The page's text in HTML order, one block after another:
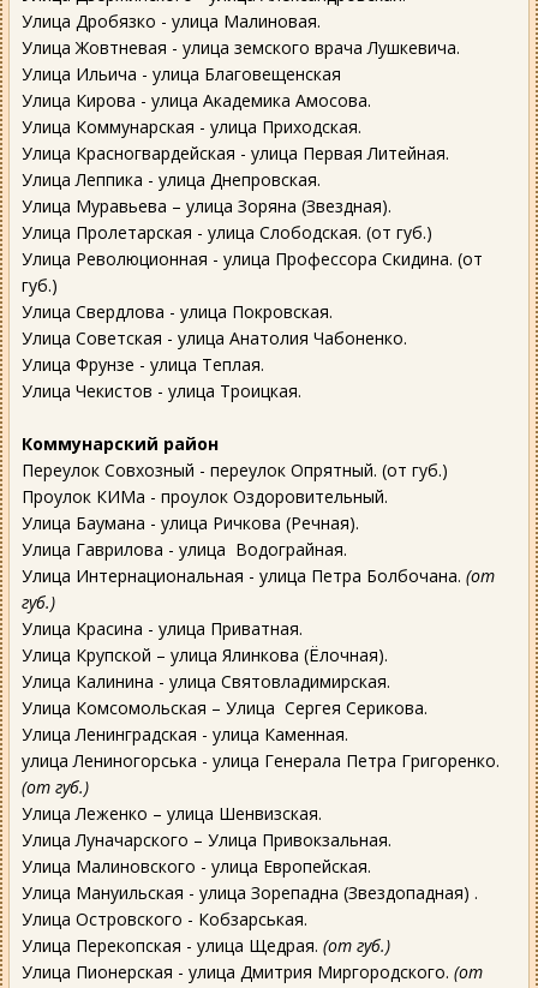
Улица Дробязко - улица Малиновая.
Улица Жовтневая - улица земского врача Лушкевича.
Улица Ильича - улица Благовещенская
Улица Кирова - улица Академика Амосова.
Улица Коммунарская - улица Приходская.
Улица Красногвардейская - улица Первая Литейная.
Улица Леппика - улица Днепровская.
Улица Муравьева – улица Зоряна (Звездная).
Улица Пролетарская - улица Слободская. (от губ.)
Улица Революционная - улица Профессора Скидина. (от
губ.)
Улица Свердлова - улица Покровская.
Улица Советская - улица Анатолия Чабоненко.
Улица Фрунзе - улица Теплая.
Улица Чекистов - улица Троицкая.
Коммунарский район
Переулок Совхозный - переулок Опрятный. (от губ.)
Проулок КИМа - проулок Оздоровительный.
Улица Баумана - улица Ричкова (Речная).
Улица Гаврилова - улица Водограйная.
Улица Интернациональная - улица Петра Болбочана. (от
губ.)
Улица Красина - улица Приватная.
Улица Крупской – улица Ялинкова (Ёлочная).
Улица Калинина - улица Святовладимирская.
Улица Комсомольская – Улица Сергея Серикова.
Улица Ленинградская - улица Каменная.
улица Лениногорська - улица Генерала Петра Григоренко.
(от губ.)
Улица Леженко – улица Шенвизская.
Улица Луначарского – Улица Привокзальная.
Улица Малиновского - улица Европейская.
Улица Мануильская - улица Зорепадна (Звездопадная) .
Улица Островского - Кобзарськая.
Улица Перекопская - улица Щедрая. (от губ.)
Улица Пионерская - улица Дмитрия Миргородского. (от